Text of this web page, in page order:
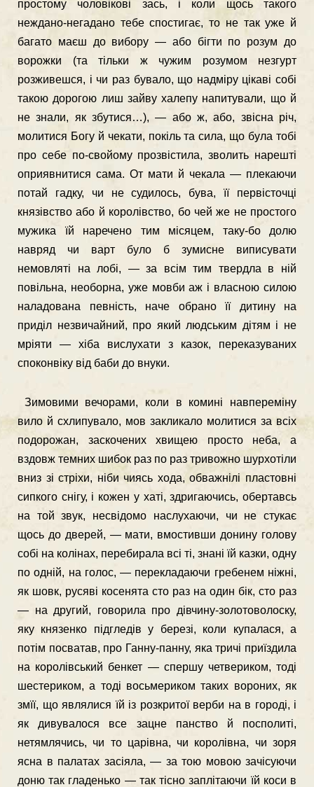
простому чоловікові зась, і коли щось такого
неждано-негадано тебе спостигає, то не так уже й
багато маєш до вибору — або бігти по розум до
ворожки (та тільки ж чужим розумом незгурт
розживешся, і чи раз бувало, що надміру цікаві собі
такою дорогою лиш зайву халепу напитували, що й
не знали, як збутися…), — або ж, або, звісна річ,
молитися Богу й чекати, покіль та сила, що була тобі
про себе по-свойому прозвістила, зволить нарешті
оприявнитися сама. От мати й чекала — плекаючи
потай гадку, чи не судилось, бува, її первісточці
князівство або й королівство, бо чей же не простого
мужика їй наречено тим місяцем, таку-бо долю
навряд чи варт було б зумисне виписувати
немовляті на лобі, — за всім тим твердла в ній
повільна, необорна, уже мовби аж і власною силою
наладована певність, наче обрано її дитину на
приділ незвичайний, про який людським дітям і не
мріяти — хіба вислухати з казок, переказуваних
споконвіку від баби до внуки.
Зимовими вечорами, коли в комині навпереміну
вило й схлипувало, мов закликало молитися за всіх
подорожан, заскочених хвищею просто неба, а
вздовж темних шибок раз по раз тривожно шурхотіли
вниз зі стріхи, ніби чиясь хода, обважнілі пластовні
сипкого снігу, і кожен у хаті, здригаючись, обертавсь
на той звук, несвідомо наслухаючи, чи не стукає
щось до дверей, — мати, вмостивши донину голову
собі на колінах, перебирала всі ті, знані їй казки, одну
по одній, на голос, — перекладаючи гребенем ніжні,
як шовк, русяві косенята сто раз на один бік, сто раз
— на другий, говорила про дівчину-золотоволоску,
яку князенко підгледів у березі, коли купалася, а
потім посватав, про Ганну-панну, яка тричі приїздила
на королівський бенкет — спершу четвериком, тоді
шестериком, а тоді восьмериком таких вороних, як
змїї, що являлися їй із розкритої верби на в городі, і
як дивувалося все зацне панство й посполиті,
нетямлячись, чи то царівна, чи королівна, чи зоря
ясна в палатах засіяла, — за тою мовою зачісуючи
доню так гладенько — так тісно заплітаючи їй коси в